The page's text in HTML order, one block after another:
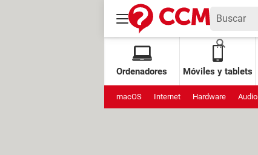
Ordenadores Móviles y tablets
macOS Internet Hardware Audio